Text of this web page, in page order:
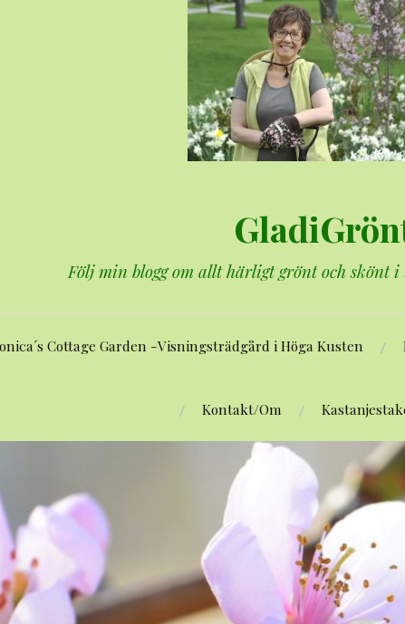
Följ min blogg om allt härligt grönt och skönt i
Cottage Garden -Visningsträdgård i Höga Kusten
Kontakt/Om